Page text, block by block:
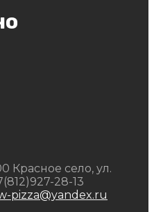
Красное село, ул.
28-13
pizza@yandex.ru